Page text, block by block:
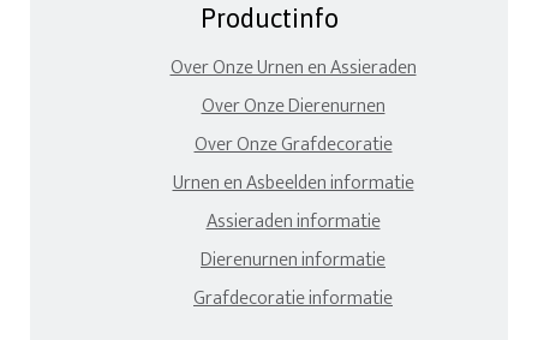
Productinfo
Over Onze Urnen en Assieraden
Over Onze Dierenurnen
Over Onze Grafdecoratie
Urnen en Asbeelden informatie
Assieraden informatie
Dierenurnen informatie
Grafdecoratie informatie